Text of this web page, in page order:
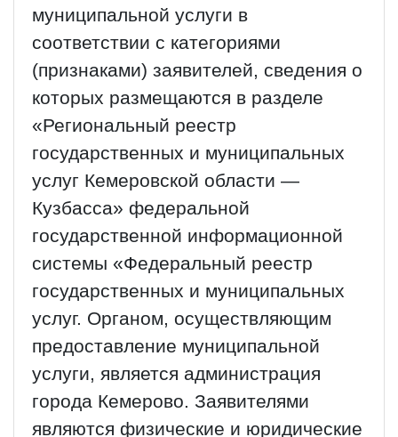
муниципальной услуги в
соответствии с категориями
(признаками) заявителей, сведения о
которых размещаются в разделе
«Региональный реестр
государственных и муниципальных
услуг Кемеровской области —
Кузбасса» федеральной
государственной информационной
системы «Федеральный реестр
государственных и муниципальных
услуг. Органом, осуществляющим
предоставление муниципальной
услуги, является администрация
города Кемерово. Заявителями
являются физические и юридические